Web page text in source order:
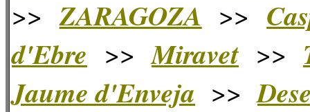
>> ZARAGOZA >>
d'Ebre >> Miravet >>
Jaume d'Enveja >>